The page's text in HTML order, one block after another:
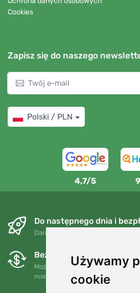
Używamy
cookie
Cookies
Zapisz się do naszego
Polski / PLN
4,7/5
Do następnego dnia i
Darmowa wysyłka dla zamówień
Bezpłatne wymiany i
Możesz zwrócić lub wymienić
momencie w ciągu 90 dni.